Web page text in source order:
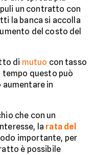
un contratto con
la banca si accolla
del costo del
di mutuo con tasso
tempo questo può
in
che con un
la rata del
importante, per
è possibile